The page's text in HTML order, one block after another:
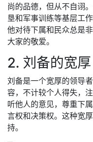
尚的品德，但从不自诩
垦和军事训练等基层工
他对待下属和民众总是
大家的敬爱。
2. 刘备的宽厚
刘备是一个宽厚的领导
容，不计较个人得失，
听他人的意见，尊重下
言权和决策权。这种宽
持。